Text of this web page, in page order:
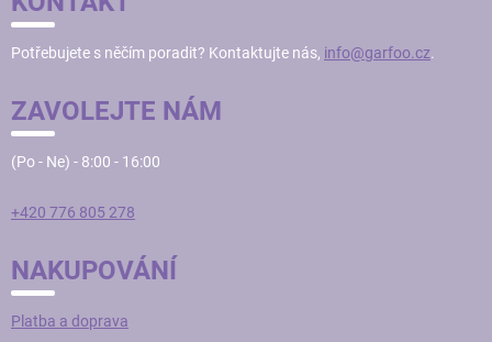
A
TPotřebujete s něčím poradit? Kontaktujte nás, info@garfoo.cz.
ZAVOLEJTE NÁM
(Po - Ne) - 8:00 - 16:00
+420 776 805 278
NAKUPOVÁNÍ
Platba a doprava